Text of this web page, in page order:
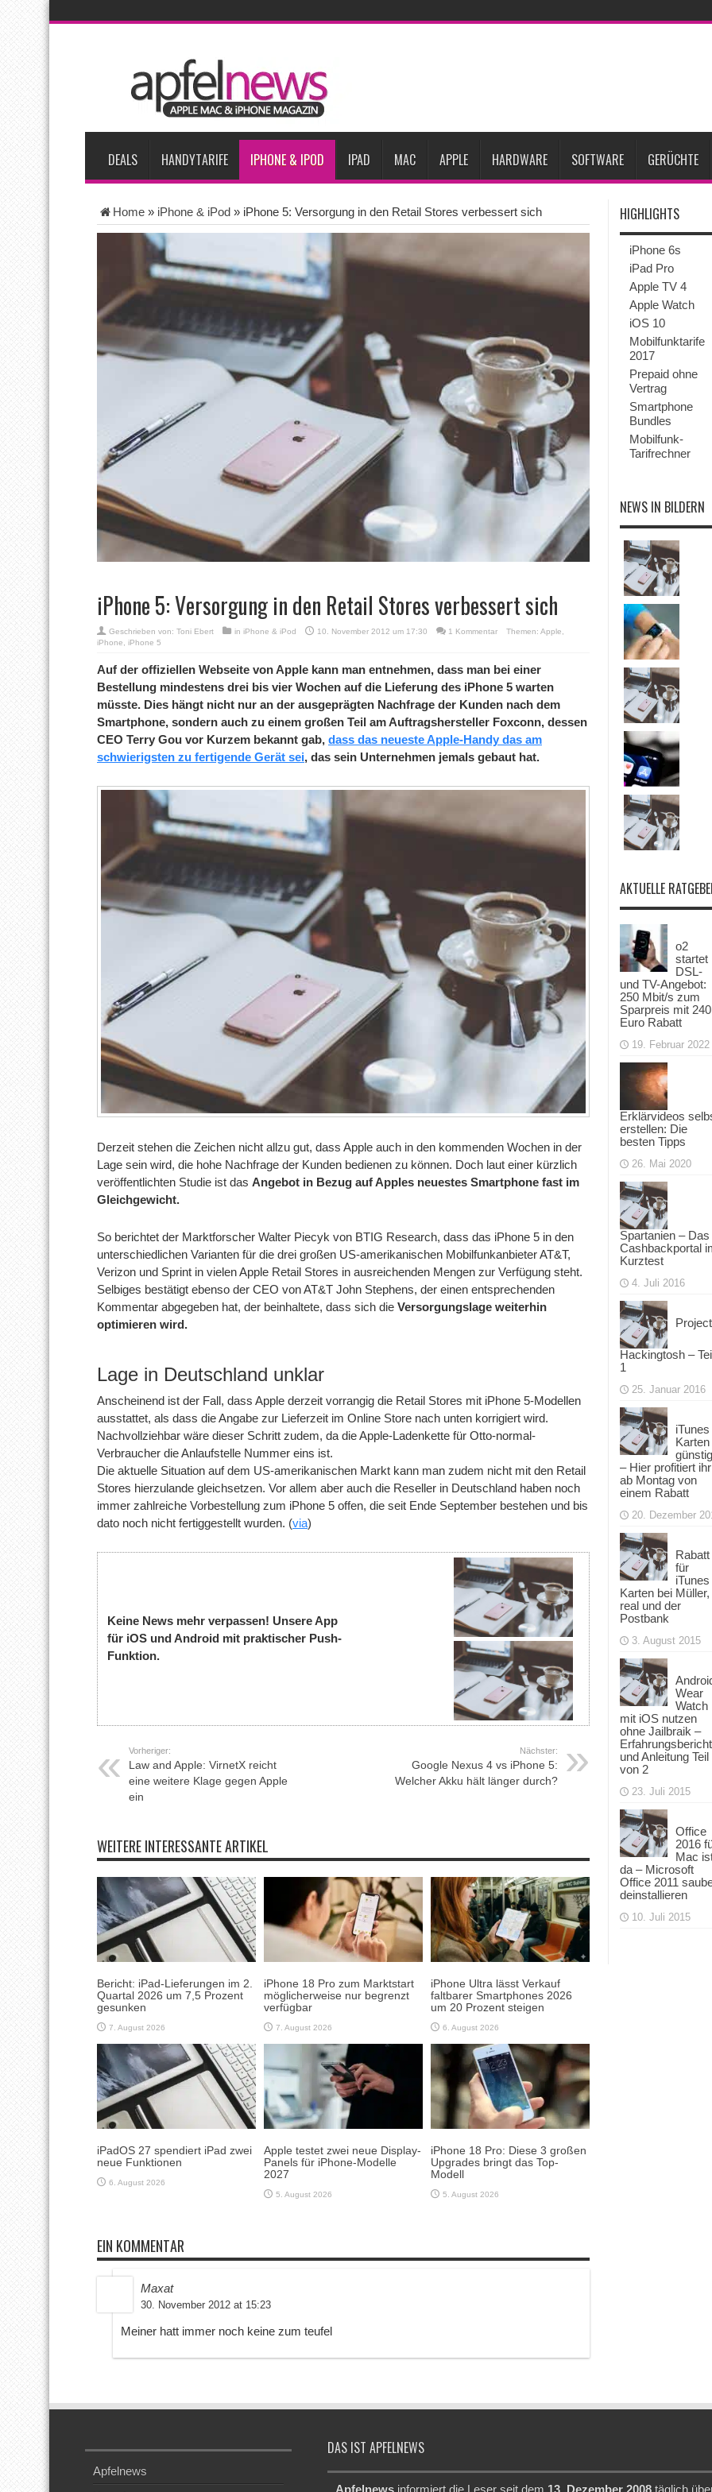
Bericht: iPad-Lieferungen im 2. Quartal 2026 um 7,5 Prozent gesunken
Vom iPad-Design zum eigenen T-Shirt: Checkliste für Apple-Kreative
Apple testet zwei neue Display-Panels für iPhone-Modelle 2027
Apples Smartbrille könnte das nächste große Gesundheits-Gadget werden Apple übernimmt Softwarefirma PlasmaSolve iPhone Air 2 für
DEALS HANDYTARIFE IPHONE & IPOD IPAD MAC APPLE HARDWARE SOFTWARE GERÜCHTE
Home » iPhone & iPod » iPhone 5: Versorgung in den Retail Stores verbessert sich
iPhone 5: Versorgung in den Retail Stores verbessert sich
Geschrieben von: Toni Ebert in iPhone & iPod 10. November 2012 um 17:30 1 Kommentar Themen: Apple
iPhone
iPhone 5
Auf der offiziellen Webseite von Apple kann man entnehmen, dass man bei einer
Bestellung mindestens drei bis vier Wochen auf die Lieferung des iPhone 5 warten
müsste. Dies hängt nicht nur an der ausgeprägten Nachfrage der Kunden nach dem
Smartphone, sondern auch zu einem großen Teil am Auftragshersteller Foxconn, dessen
CEO Terry Gou vor Kurzem bekannt gab, dass das neueste Apple-Handy das am
schwierigsten zu fertigende Gerät sei, das sein Unternehmen jemals gebaut hat.
Derzeit stehen die Zeichen nicht allzu gut, dass Apple auch in den kommenden Wochen in der
Lage sein wird, die hohe Nachfrage der Kunden bedienen zu können. Doch laut einer kürzlich
veröffentlichten Studie ist das Angebot in Bezug auf Apples neuestes Smartphone fast im
Gleichgewicht.
So berichtet der Marktforscher Walter Piecyk von BTIG Research, dass das iPhone 5 in den
unterschiedlichen Varianten für die drei großen US-amerikanischen Mobilfunkanbieter AT&T,
Verizon und Sprint in vielen Apple Retail Stores in ausreichenden Mengen zur Verfügung steht.
Selbiges bestätigt ebenso der CEO von AT&T John Stephens, der einen entsprechenden
Kommentar abgegeben hat, der beinhaltete, dass sich die Versorgungslage weiterhin
optimieren wird.
Lage in Deutschland unklar
Anscheinend ist der Fall, dass Apple derzeit vorrangig die Retail Stores mit iPhone 5-Modellen
ausstattet, als dass die Angabe zur Lieferzeit im Online Store nach unten korrigiert wird.
Nachvollziehbar wäre dieser Schritt zudem, da die Apple-Ladenkette für Otto-normal-
Verbraucher die Anlaufstelle Nummer eins ist.
Die aktuelle Situation auf dem US-amerikanischen Markt kann man zudem nicht mit den Retail
Stores hierzulande gleichsetzen. Vor allem aber auch die Reseller in Deutschland haben noch
immer zahlreiche Vorbestellung zum iPhone 5 offen, die seit Ende September bestehen und bis
dato noch nicht fertiggestellt wurden. (via)
Keine News mehr verpassen! Unsere App
für iOS und Android mit praktischer Push-
Funktion.
Vorheriger:
Law and Apple: VirnetX reicht
eine weitere Klage gegen Apple
ein
Nächster:
Google Nexus 4 vs iPhone 5:
Welcher Akku hält länger durch?
WEITERE INTERESSANTE ARTIKEL
Bericht: iPad-Lieferungen im 2.
Quartal 2026 um 7,5 Prozent
gesunken
7. August 2026
iPhone 18 Pro zum Marktstart
möglicherweise nur begrenzt
verfügbar
7. August 2026
iPhone Ultra lässt Verkauf
faltbarer Smartphones 2026
um 20 Prozent steigen
6. August 2026
iPadOS 27 spendiert iPad zwei
neue Funktionen
6. August 2026
Apple testet zwei neue Display-
Panels für iPhone-Modelle
2027
5. August 2026
iPhone 18 Pro: Diese 3 großen
Upgrades bringt das Top-
Modell
5. August 2026
EIN KOMMENTAR
Maxat
30. November 2012 at 15:23
Meiner hatt immer noch keine zum teufel
HIGHLIGHTS
iPhone 6s
iPad Pro
Apple TV 4
Apple Watch
iOS 10
Mobilfunktarife
2017
Prepaid ohne
Vertrag
Smartphone
Bundles
Mobilfunk-
Tarifrechner
NEWS IN BILDERN
AKTUELLE
o2
startet
DSL-
und TV-Angebot:
250 Mbit/s zum
Sparpreis mit 240
Euro Rabatt
19. Februar 2022
Erklärvideos
erstellen: Die
besten Tipps
26. Mai 2020
Spartanien – Das
Cashbackportal
Kurztest
4. Juli 2016
Project
Hackingtosh –
1
25. Januar 2016
iTunes
Karten
– Hier profitiert ihr
ab Montag von
einem Rabatt
20. Dezember
Rabatt
für
iTunes
Karten bei Müller,
real und der
Postbank
3. August 2015
Wear
Watch
mit iOS nutzen
ohne Jailbraik –
Erfahrungsbericht
und Anleitung Teil
von 2
23. Juli 2015
Office
2016
Mac
da – Microsoft
Office 2011
deinstallieren
10. Juli 2015
Apfelnews
DAS IST APFELNEWS
Apfelnews informiert die Leser seit dem 13. Dezember 2008 täglich